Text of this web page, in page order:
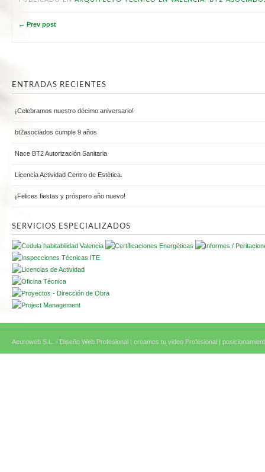
← Prev post
ENTRADAS RECIENTES
¡Celebramos nuestro décimo aniversario!
bt2asociados cumple 9 años
Nace BT2 Autorización Sanitaria
Licencia Actividad Centro de Estética.
¡Felices fiestas y próspero año nuevo!
SERVICIOS ESPECIALIZADOS
Aeuroweb S.L. - Diseño Web Profesional | creamos tu video Profesional |